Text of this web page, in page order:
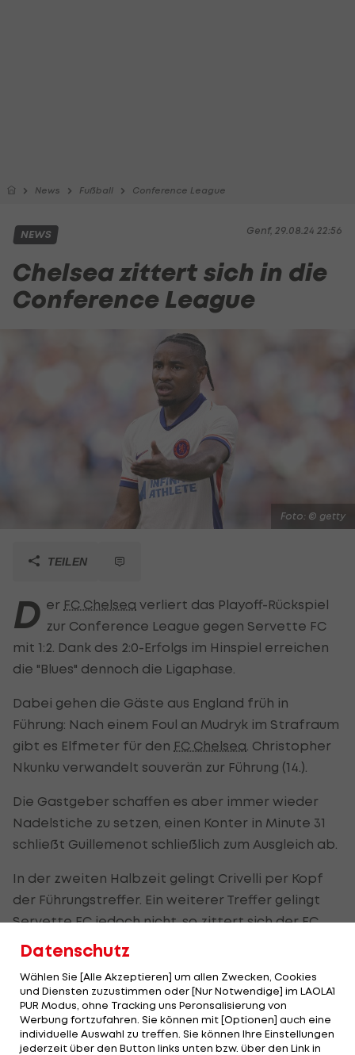
News Fußball Conference League
Genf, 29.08.24 22:56
NEWS
Chelsea zittert sich in die
Conference League
Foto: © getty
TEILEN
D er FC Chelsea verliert das Playoff-Rückspiel
zur Conference League gegen Servette FC
mit 1:2. Dank des 2:0-Erfolgs im Hinspiel erreichen
die "Blues" dennoch die Ligaphase.
Dabei gehen die Gäste aus England früh in
Führung: Nach einem Foul an Mudryk im Strafraum
gibt es Elfmeter für den FC Chelsea . Christopher
Nkunku verwandelt souverän zur Führung (14.).
Die Gastgeber schaffen es aber immer wieder
Nadelstiche zu setzen, einen Konter in Minute 31
schließt Guillemenot schließlich zum Ausgleich ab.
In der zweiten Halbzeit gelingt Crivelli per Kopf
der Führungstreffer. Ein weiterer Treffer gelingt
Servette FC jedoch nicht, so zittert sich derFC
Chelsea
in die Ligaphase der Conference League.
Servette FC Chelsea FC
ENDSTAND
2:1
1:1 , 1:0
Datenschutz
Wählen Sie [Alle Akzeptieren] um allen Zwecken, Cookies
und Diensten zuzustimmen oder [Nur Notwendige] im LAOLA1
PUR Modus, ohne Tracking uns Peronsalisierung von
Werbung fortzufahren. Sie können mit [Optionen] auch eine
individuelle Auswahl zu treffen. Sie können Ihre Einstellungen
jederzeit über den Button links unten bzw. über den Link in